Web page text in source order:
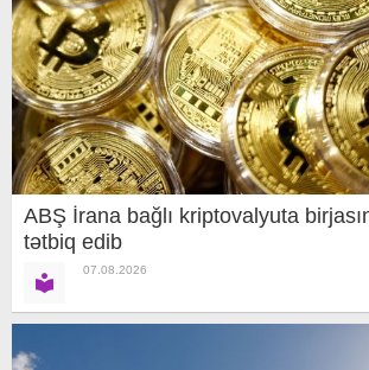
ABŞ İrana bağlı kriptovalyuta
tətbiq edib
07.08.2026